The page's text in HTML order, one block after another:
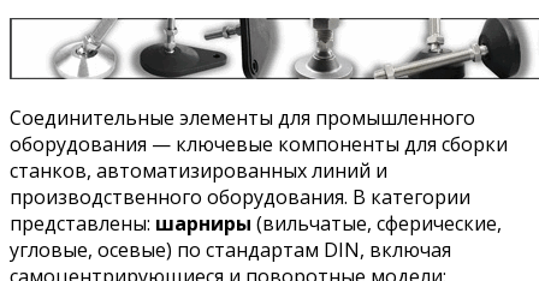
Соединительные элементы для промышленного
оборудования — ключевые компоненты для сборки
станков, автоматизированных линий и
производственного оборудования. В категории
представлены: шарниры (вильчатые, сферические,
угловые, осевые) по стандартам DIN, включая
самоцентрирующиеся и поворотные модели;